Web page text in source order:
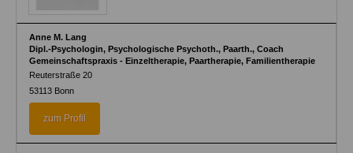
Anne M. Lang
Dipl.-Psychologin, Psychologische Psychoth., Paarth., Coach
Gemeinschaftspraxis - Einzeltherapie, Paartherapie, Familientherapie
Reuterstraße 20
53113 Bonn
zum Profil